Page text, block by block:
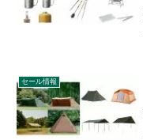
セール情報